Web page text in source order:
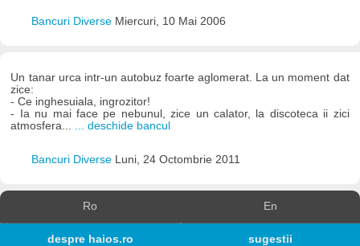
Bancuri Diverse Miercuri, 10 Mai 2006
Un tanar urca intr-un autobuz foarte aglomerat. La un moment dat
zice:
- Ce inghesuiala, ingrozitor!
- Ia nu mai face pe nebunul, zice un calator, la discoteca ii zici
atmosfera...
... deschide bancul
Bancuri Diverse Luni, 24 Octombrie 2011
Ro En
despre haios.ro sugestii